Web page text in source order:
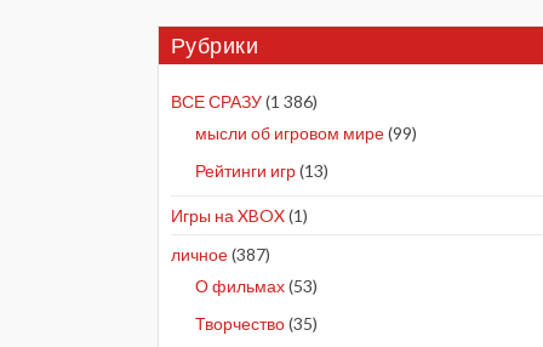
Рубрики
ВСЕ СРАЗУ(1 386)
мысли об игровом мире(99)
Рейтинги игр(13)
Игры на XBOX(1)
личное(387)
О фильмах(53)
Творчество(35)